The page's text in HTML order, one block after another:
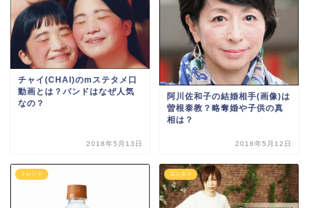
チャイ(CHAI)のmステタメ口
動画とは？バンドはなぜ人気
なの？
2018年5月13日
阿川佐和子の結婚相手(画像)は
曽根泰教？略奪婚や子供の真
相は？
2018年5月12日
トレンド エンタメ